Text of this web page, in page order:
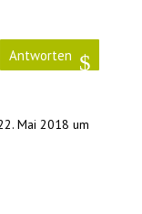
Antworten
Mai 2018 um